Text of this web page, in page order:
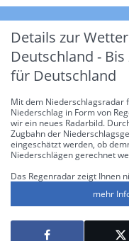
Details zur
Deutschland -
für Deutschland
Mit dem Niederschlagsradar
Niederschlag in Form von
wir ein neues Radarbild.
Zugbahn der
eingeschätzt werden, ob
Niederschlägen gerechnet
Das Regenradar zeigt Ihnen
die Niederschlagsintensität.
jeweils auf die
Schneefall. Die 6 Stufen sind
symbolisieren leichte bis
mehr